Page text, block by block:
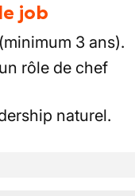
job
3 ans).
rôle de chef
naturel.